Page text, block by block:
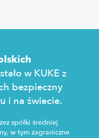
w KUKE z
bezpieczny
i na świecie.
spółki średniej
w tym zagraniczne